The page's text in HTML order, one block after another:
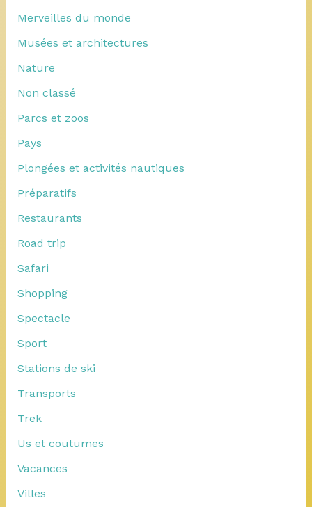
Merveilles du monde
Musées et architectures
Nature
Non classé
Parcs et zoos
Pays
Plongées et activités nautiques
Préparatifs
Restaurants
Road trip
Safari
Shopping
Spectacle
Sport
Stations de ski
Transports
Trek
Us et coutumes
Vacances
Villes